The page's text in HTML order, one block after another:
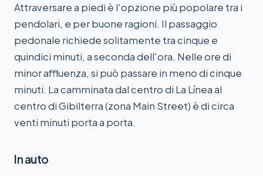
Attraversare a piedi è l'opzione più popolare tra i
pendolari, e per buone ragioni. Il passaggio
pedonale richiede solitamente tra cinque e
quindici minuti, a seconda dell'ora. Nelle ore di
minor affluenza, si può passare in meno di cinque
minuti. La camminata dal centro di La Línea al
centro di Gibilterra (zona Main Street) è di circa
venti minuti porta a porta.
In auto